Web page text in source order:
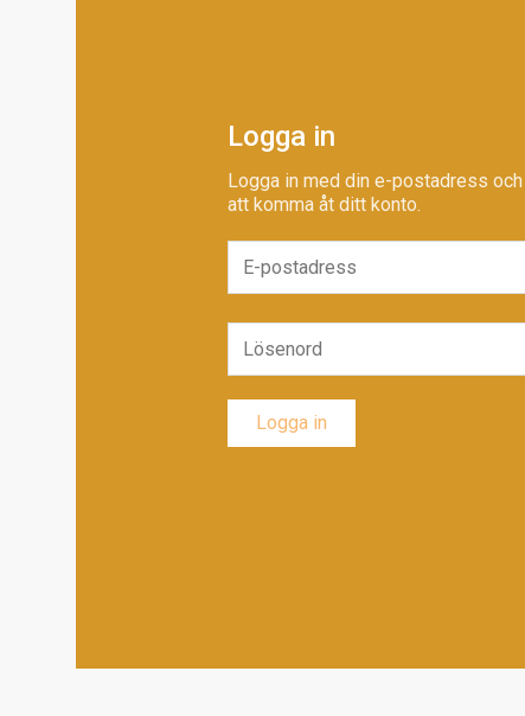
Logga in
Logga in med din e-postadress
att komma åt ditt konto.